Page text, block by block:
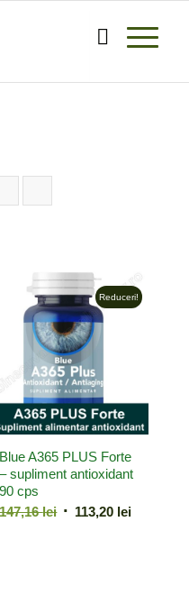
produselor
ordine
crescător
Blue A365 PLUS Forte
– supliment antioxidant
90 cps
147,16lei Prețul
113,20 leiPrețul
Reduceri!